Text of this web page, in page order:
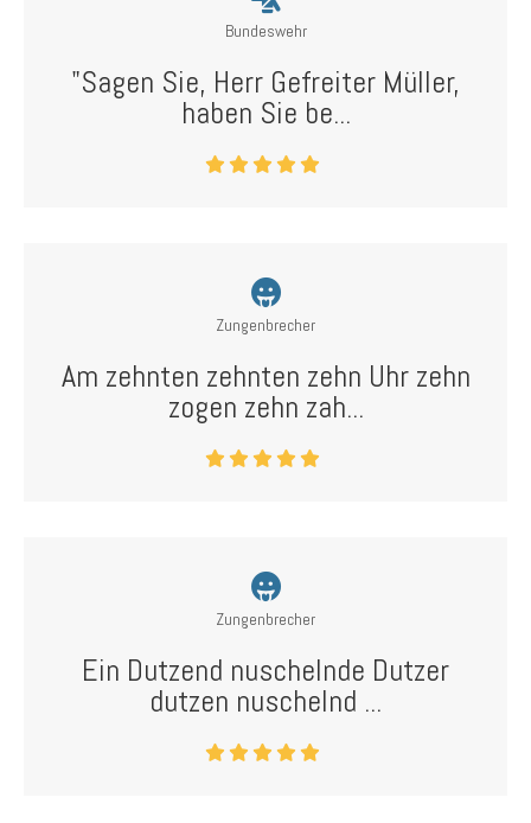
Bundeswehr
"Sagen Sie, Herr Gefreiter Müller,
haben Sie be...
Zungenbrecher
Am zehnten zehnten zehn Uhr zehn
zogen zehn zah...
Zungenbrecher
Ein Dutzend nuschelnde Dutzer
dutzen nuschelnd ...